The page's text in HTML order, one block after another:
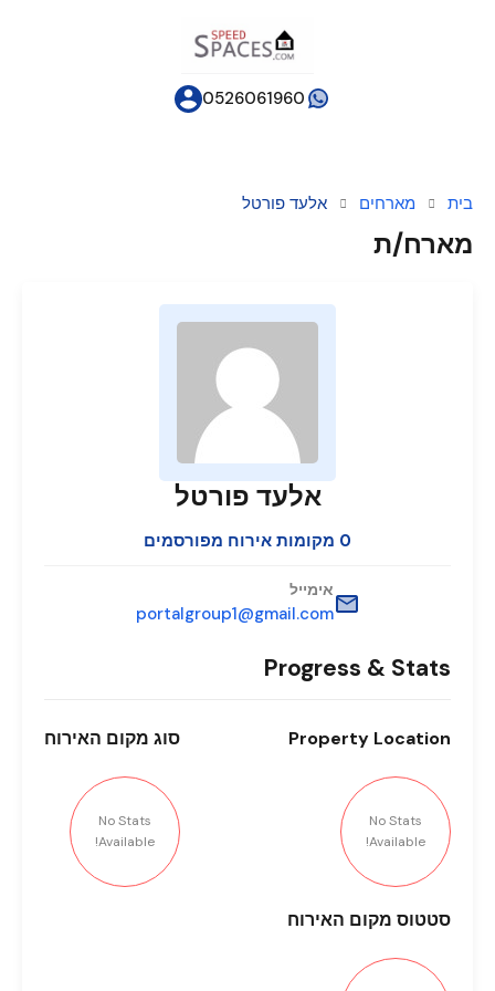
0526061960
בית מארחים אלעד פורטל
מארח/ת
אלעד פורטל
0 מקומות אירוח מפורסמים
אימייל
portalgroup1@gmail.com
Progress & Stats
Property Location
No Stats
Available!
סוג מקום האירוח
No Stats
Available!
סטטוס מקום האירוח